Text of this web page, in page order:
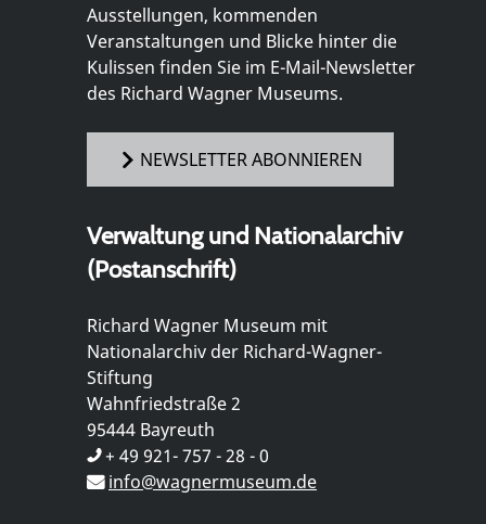
Ausstellungen, kommenden
Veranstaltungen und Blicke hinter die
Kulissen finden Sie im E-Mail-Newsletter
des Richard Wagner Museums.
NEWSLETTER ABONNIEREN
Verwaltung und Nationalarchiv
(Postanschrift)
Richard Wagner Museum mit
Nationalarchiv der Richard-Wagner-
Stiftung
Wahnfriedstraße 2
95444 Bayreuth
+ 49 921- 757 - 28 - 0
info@wagnermuseum.de